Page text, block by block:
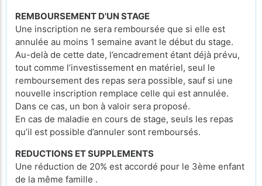
REMBOURSEMENT D'UN STAGE
Une inscription ne sera remboursée que si elle est
annulée au moins 1 semaine avant le début du stage.
Au-delà de cette date, l’encadrement étant déjà prévu,
tout comme l’investissement en matériel, seul le
remboursement des repas sera possible, sauf si une
nouvelle inscription remplace celle qui est annulée.
Dans ce cas, un bon à valoir sera proposé.
En cas de maladie en cours de stage, seuls les repas
qu’il est possible d’annuler sont remboursés.
REDUCTIONS ET SUPPLEMENTS
Une réduction de 20% est accordé pour le 3ème enfant
de la même famille .